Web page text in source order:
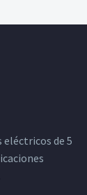
eléctricos de 5